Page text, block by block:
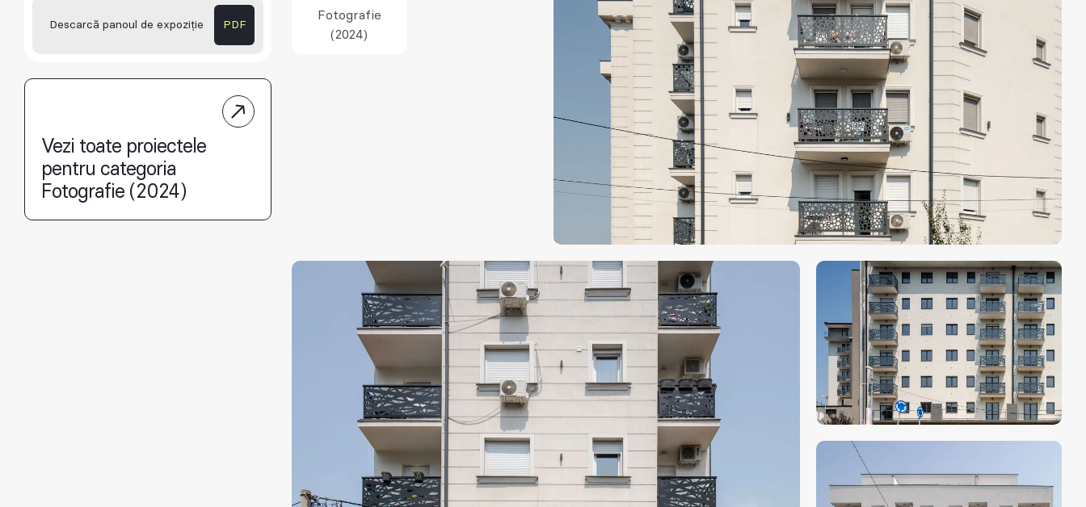
Descarcă panoul de expoziție PDF
Vezi toate proiectele
pentru categoria
Fotografie (2024)
Fotografie
(2024)